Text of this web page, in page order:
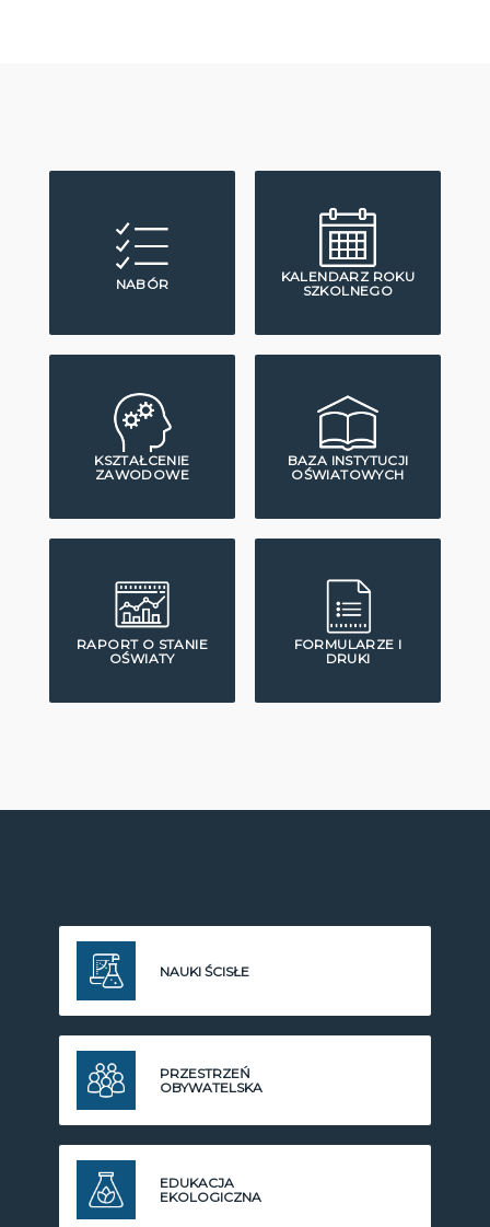
NABÓR
KALENDARZ ROKU
SZKOLNEGO
KSZTAŁCENIE
ZAWODOWE
BAZA INSTYTUCJI
OŚWIATOWYCH
RAPORT O STANIE
OŚWIATY
FORMULARZE I
DRUKI
NAUKI ŚCISŁE
PRZESTRZEŃ
OBYWATELSKA
EDUKACJA
EKOLOGICZNA